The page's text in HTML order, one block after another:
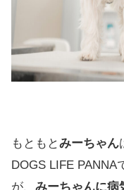
もともとみーちゃん
DOGS LIFE
が、 みーちゃんに病